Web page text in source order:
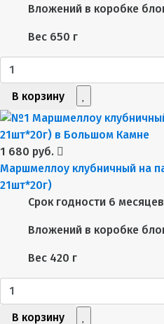
Вложений в коробке
Вес 650 г
В корзину
1 680 руб.
Маршмеллоу клубничный на
21шт*20г)
Срок годности 6 месяцев
Вложений в коробке
Вес 420 г
В корзину